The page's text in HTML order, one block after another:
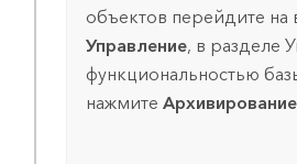
объектов перейдите на
Управление, в разделе
функциональностью
нажмите Архивирование